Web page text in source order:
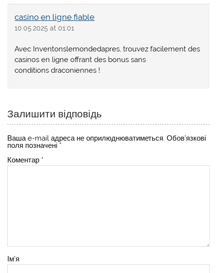
casino en ligne fiable
10.05.2025 at 01:01
Avec Inventonslemondedapres, trouvez facilement des
casinos en ligne offrant des bonus sans
conditions draconiennes !
Залишити відповідь
Ваша e-mail адреса не оприлюднюватиметься. Обов’язкові
поля позначені *
Коментар *
Ім'я